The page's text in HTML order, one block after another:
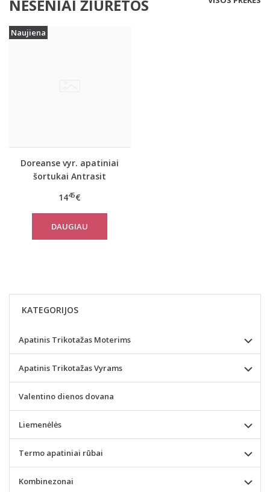
NESENIAI ŽIŪRĖTOS
Naujiena
Doreanse vyr. apatiniai
šortukai Antrasit
1445€
DAUGIAU
KATEGORIJOS
Apatinis Trikotažas Moterims
Apatinis Trikotažas Vyrams
Valentino dienos dovana
Liemenėlės
Termo apatiniai rūbai
Kombinezonai